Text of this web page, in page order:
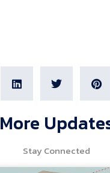
More
Stay Connected